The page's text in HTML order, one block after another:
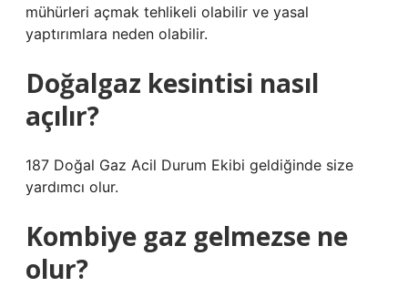
mühürleri açmak tehlikeli olabilir ve yasal
yaptırımlara neden olabilir.
Doğalgaz kesintisi nasıl
açılır?
187 Doğal Gaz Acil Durum Ekibi geldiğinde size
yardımcı olur.
Kombiye gaz gelmezse ne
olur?